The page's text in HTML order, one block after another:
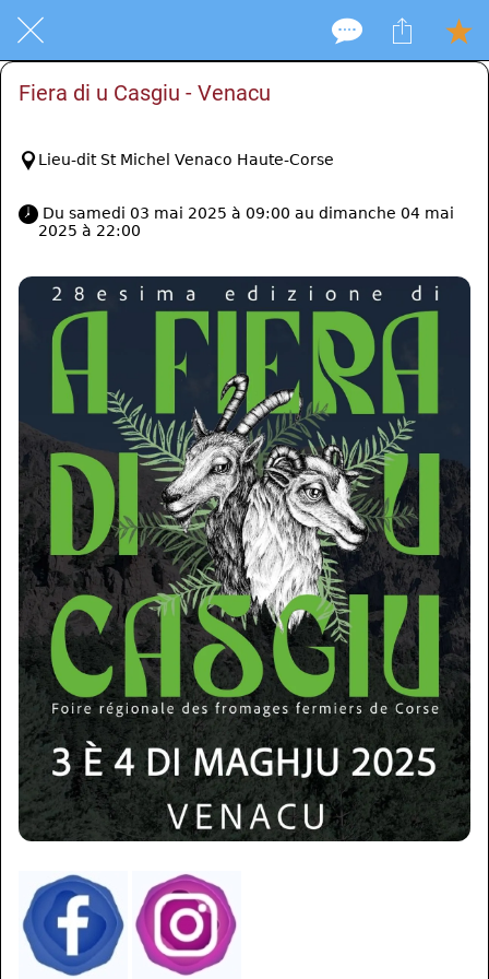
Fiera di u Casgiu - Venacu
Lieu-dit St Michel Venaco Haute-Corse
2025 à 22:00